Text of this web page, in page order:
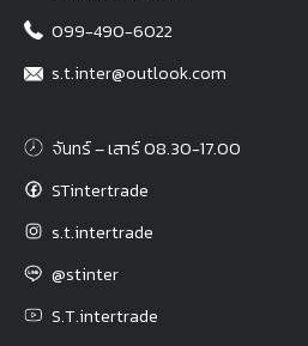
099-490-6022
s.t.inter@outlook.com
จันทร์ – เสาร์ 08.30-17.00
STintertrade
s.t.intertrade
@stinter
S.T.intertrade